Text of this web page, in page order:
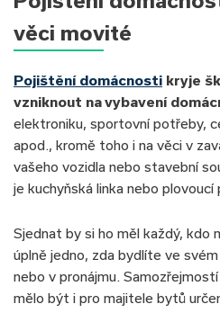
věci movité
Pojištění domácnosti kryje
vzniknout na vybavení
elektroniku, sportovní potřeby,
apod., kromě toho i na věci v
vašeho vozidla nebo stavební
je kuchyňská linka nebo plovoucí
Sjednat by si ho měl každý, kdo
úplně jedno, zda bydlíte ve
nebo v pronájmu.
mělo být i pro majitele bytů